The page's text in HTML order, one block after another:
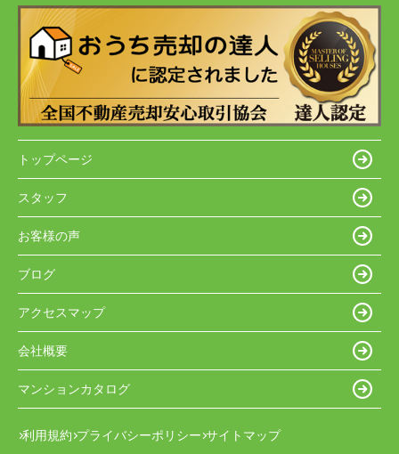
トップページ
スタッフ
お客様の声
ブログ
アクセスマップ
会社概要
マンションカタログ
利用規約 プライバシーポリシー サイトマップ